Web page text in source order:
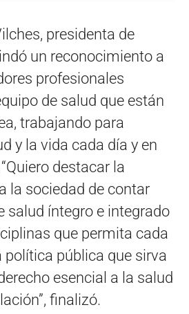
presidenta de
un reconocimiento a
profesionales
de salud que están
trabajando para
y la vida cada día y en
destacar la
la sociedad de contar
salud íntegro e integrado
que permita cada
política pública que sirva
esencial a la salud
finalizó.